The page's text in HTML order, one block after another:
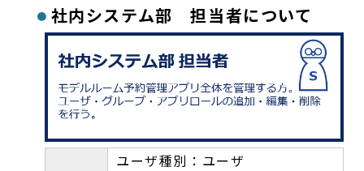
社内システム部 担当者について
ユーザ種別：ユーザ